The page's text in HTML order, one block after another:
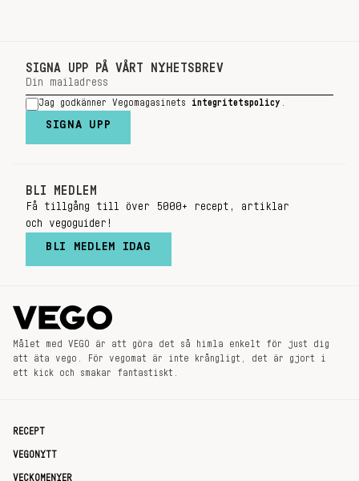
SIGNA UPP PÅ VÅRT NYHETSBREV
Jag godkänner Vegomagasinets integritetspolicy
SIGNA UPP
BLI MEDLEM
Få tillgång till över 5000+ recept, artiklar
och vegoguider!
BLI MEDLEM IDAG
Målet med VEGO är att göra det så himla enkelt för just dig
att äta vego. För vegomat är inte krångligt, det är gjort i
ett kick och smakar fantastiskt.
RECEPT
VEGONYTT
VECKOMENYER